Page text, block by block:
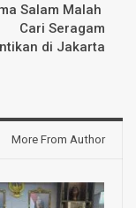
Salam Malah
Cari Seragam
di Jakarta
More From Author